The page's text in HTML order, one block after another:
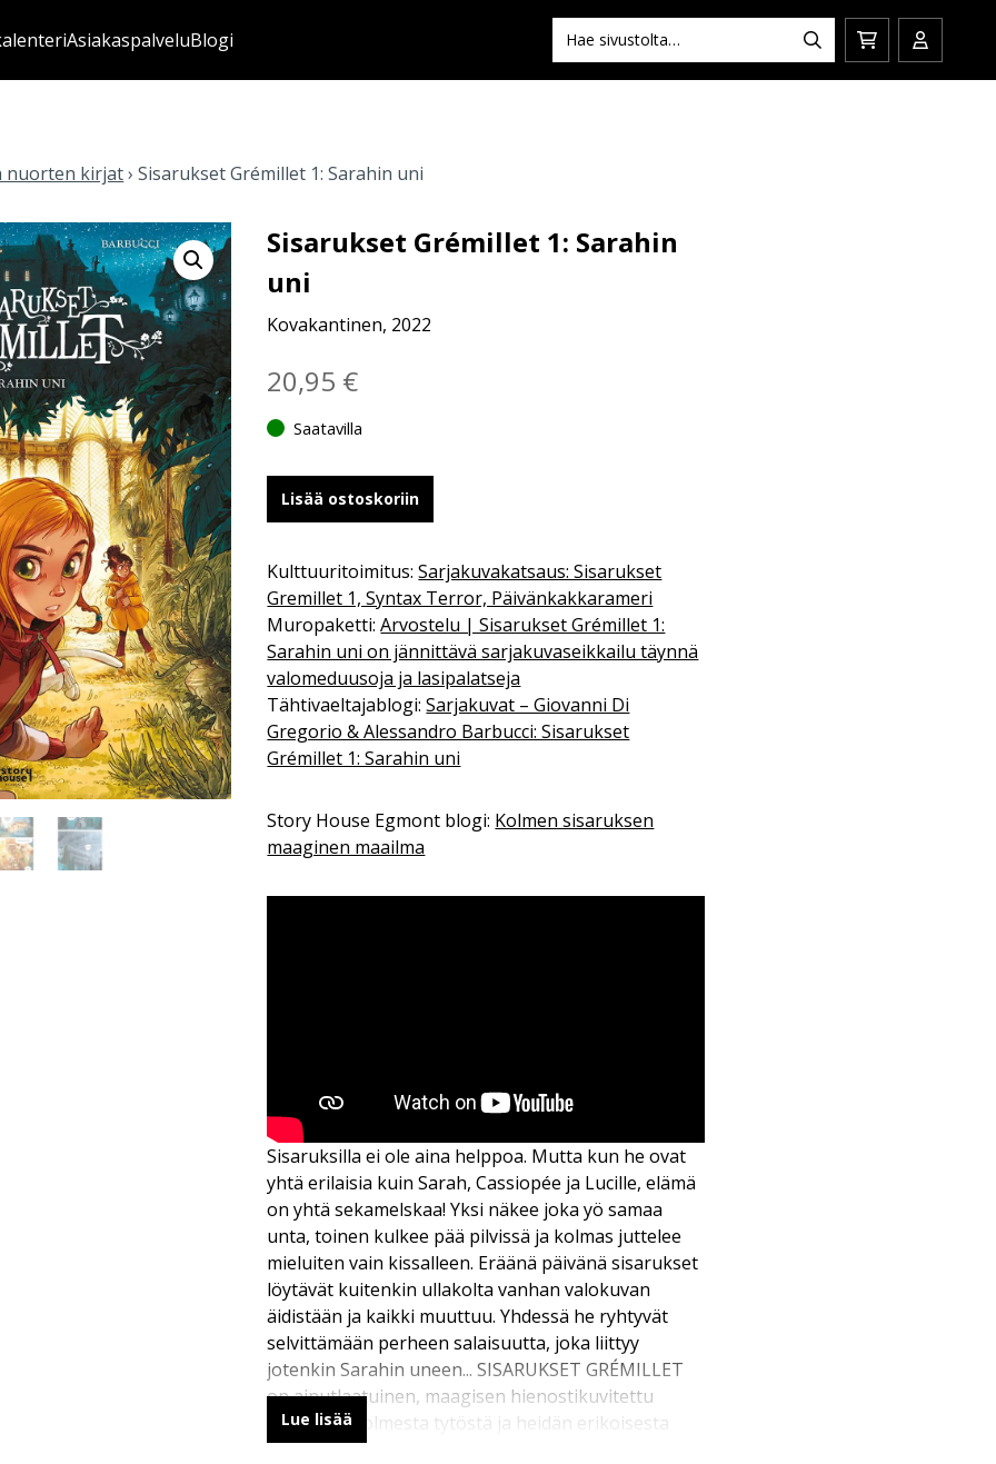
AsiakaspalveluBlogi
Hae:
Hae
Siirry
Avaa/
nuorten kirjat›Sisarukset Grémillet 1: Sarahin uni
Sisarukset Grémillet 1: Sarahin
uni
Kovakantinen, 2022
20,95 €
Saatavilla
Lisää ostoskoriin
Kulttuuritoimitus:Sarjakuvakatsaus: Sisarukset
Gremillet 1, Syntax Terror, Päivänkakkarameri
Muropaketti:Arvostelu | Sisarukset Grémillet 1:
Sarahin uni on jännittävä sarjakuvaseikkailu täynnä
valomeduusoja ja lasipalatseja
Tähtivaeltajablogi:Sarjakuvat – Giovanni Di
Gregorio & Alessandro Barbucci: Sisarukset
Grémillet 1: Sarahin uni
Story House Egmont blogi: Kolmen sisaruksen
maaginen maailma
Sisaruksilla ei ole aina helppoa. Mutta kun he ovat
yhtä erilaisia kuin Sarah, Cassiopée ja Lucille, elämä
on yhtä sekamelskaa! Yksi näkee joka yö samaa
unta, toinen kulkee pää pilvissä ja kolmas juttelee
mieluiten vain kissalleen. Eräänä päivänä sisarukset
löytävät kuitenkin ullakolta vanhan valokuvan
äidistään ja kaikki muuttuu. Yhdessä he ryhtyvät
selvittämään perheen salaisuutta, joka liittyy
jotenkin Sarahin uneen... SISARUKSET GRÉMILLET
on ainutlaatuinen, maagisen hienostikuvitettu
kertomus kolmesta tytöstä ja heidän erikoisesta
maailmastaan.
Lue lisää